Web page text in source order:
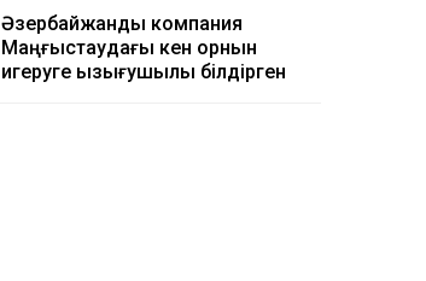
Әзербайжандық компания
Маңғыстаудағы кен орнын
игеруге қызығушылық білдірген